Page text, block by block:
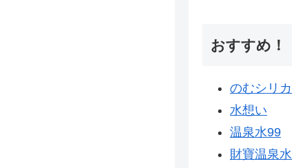
おすすめ！
のむシリカ
水想い
温泉水99
財寶温泉水